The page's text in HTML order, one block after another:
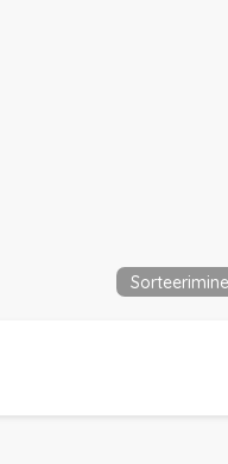
Sorteerimine